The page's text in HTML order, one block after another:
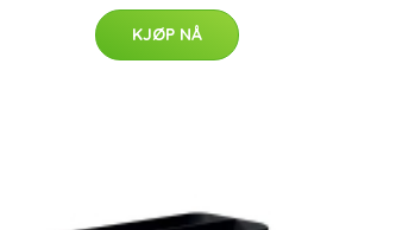
KJØP NÅ